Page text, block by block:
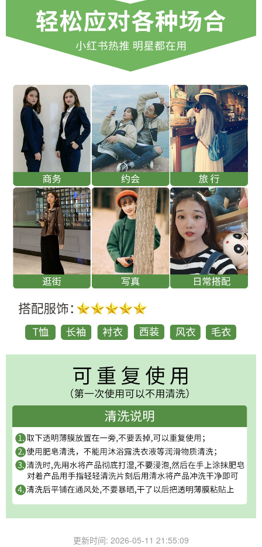
更新时间: 2026-05-11 21:55:09